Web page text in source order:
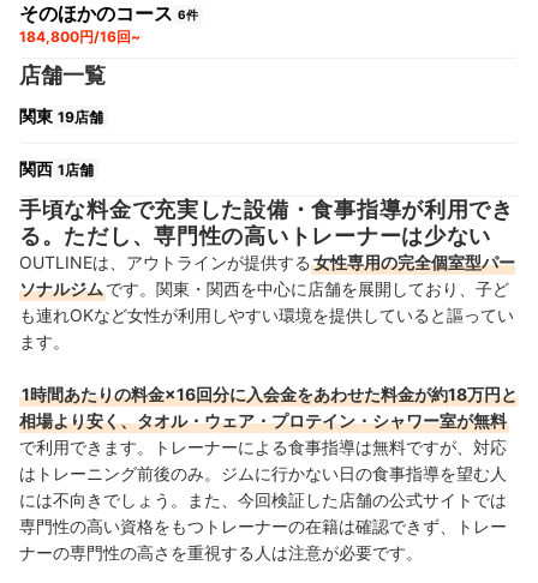
そのほかのコース 6件
184,800円/16回~
店舗一覧
関東 19店舗
関西 1店舗
手頃な料金で充実した設備・食事指導が利用でき
る。ただし、専門性の高いトレーナーは少ない
OUTLINEは、アウトラインが提供する 女性専用の完全個室型パー
ソナルジムです。関東・関西を中心に店舗を展開しており、子ど
も連れOKなど女性が利用しやすい環境を提供していると謳ってい
ます。
1時間あたりの料金×16回分に入会金をあわせた料金が約18万円と
相場より安く、タオル・ウェア・プロテイン・シャワー室が無料
で利用できます。トレーナーによる食事指導は無料ですが、対応
はトレーニング前後のみ。ジムに行かない日の食事指導を望む人
には不向きでしょう 。また、今回検証した店舗の公式サイトでは
専門性の高い資格をもつトレーナーの在籍は確認できず、トレー
ナーの専門性の高さを重視する人は注意が必要です。